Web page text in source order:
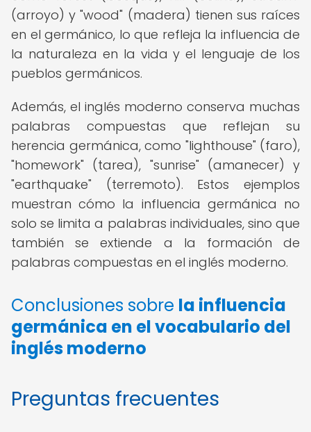
(arroyo) y "wood" (madera) tienen sus raíces
en el germánico, lo que refleja la influencia de
la naturaleza en la vida y el lenguaje de los
pueblos germánicos.
Además, el inglés moderno conserva muchas
palabras compuestas que reflejan su
herencia germánica, como "lighthouse" (faro),
"homework" (tarea), "sunrise" (amanecer) y
"earthquake" (terremoto). Estos ejemplos
muestran cómo la influencia germánica no
solo se limita a palabras individuales, sino que
también se extiende a la formación de
palabras compuestas en el inglés moderno.
Conclusiones sobre la influencia
germánica en el vocabulario del
inglés moderno
Preguntas frecuentes